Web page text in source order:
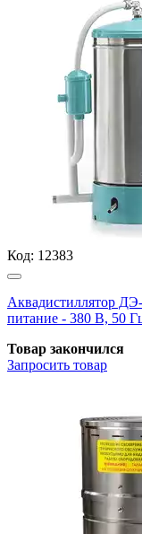
Код: 12383
Аквадистиллятор
питание - 380 В, 50
Товар закончился
Запросить товар